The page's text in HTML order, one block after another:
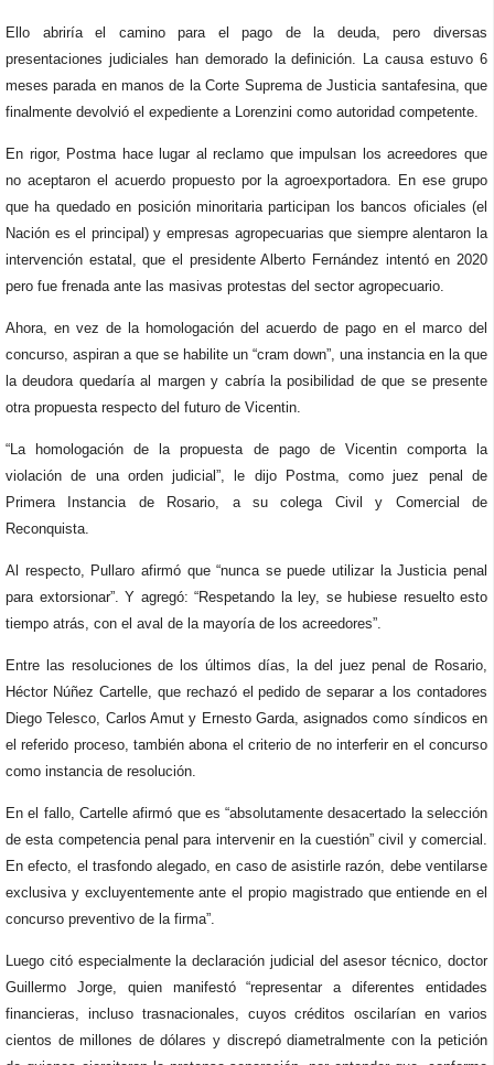
Ello abriría el camino para el pago de la deuda, pero diversas
presentaciones judiciales han demorado la definición. La causa estuvo 6
meses parada en manos de la Corte Suprema de Justicia santafesina, que
finalmente devolvió el expediente a Lorenzini como autoridad competente.
En rigor, Postma hace lugar al reclamo que impulsan los acreedores que
no aceptaron el acuerdo propuesto por la agroexportadora. En ese grupo
que ha quedado en posición minoritaria participan los bancos oficiales (el
Nación es el principal) y empresas agropecuarias que siempre alentaron la
intervención estatal, que el presidente Alberto Fernández intentó en 2020
pero fue frenada ante las masivas protestas del sector agropecuario.
Ahora, en vez de la homologación del acuerdo de pago en el marco del
concurso, aspiran a que se habilite un “cram down”, una instancia en la que
la deudora quedaría al margen y cabría la posibilidad de que se presente
otra propuesta respecto del futuro de Vicentin.
“La homologación de la propuesta de pago de Vicentin comporta la
violación de una orden judicial”, le dijo Postma, como juez penal de
Primera Instancia de Rosario, a su colega Civil y Comercial de
Reconquista.
Al respecto, Pullaro afirmó que “nunca se puede utilizar la Justicia penal
para extorsionar”. Y agregó: “Respetando la ley, se hubiese resuelto esto
tiempo atrás, con el aval de la mayoría de los acreedores”.
Entre las resoluciones de los últimos días, la del juez penal de Rosario,
Héctor Núñez Cartelle, que rechazó el pedido de separar a los contadores
Diego Telesco, Carlos Amut y Ernesto Garda, asignados como síndicos en
el referido proceso, también abona el criterio de no interferir en el concurso
como instancia de resolución.
En el fallo, Cartelle afirmó que es “absolutamente desacertado la selección
de esta competencia penal para intervenir en la cuestión” civil y comercial.
En efecto, el trasfondo alegado, en caso de asistirle razón, debe ventilarse
exclusiva y excluyentemente ante el propio magistrado que entiende en el
concurso preventivo de la firma”.
Luego citó especialmente la declaración judicial del asesor técnico, doctor
Guillermo Jorge, quien manifestó “representar a diferentes entidades
financieras, incluso trasnacionales, cuyos créditos oscilarían en varios
cientos de millones de dólares y discrepó diametralmente con la petición